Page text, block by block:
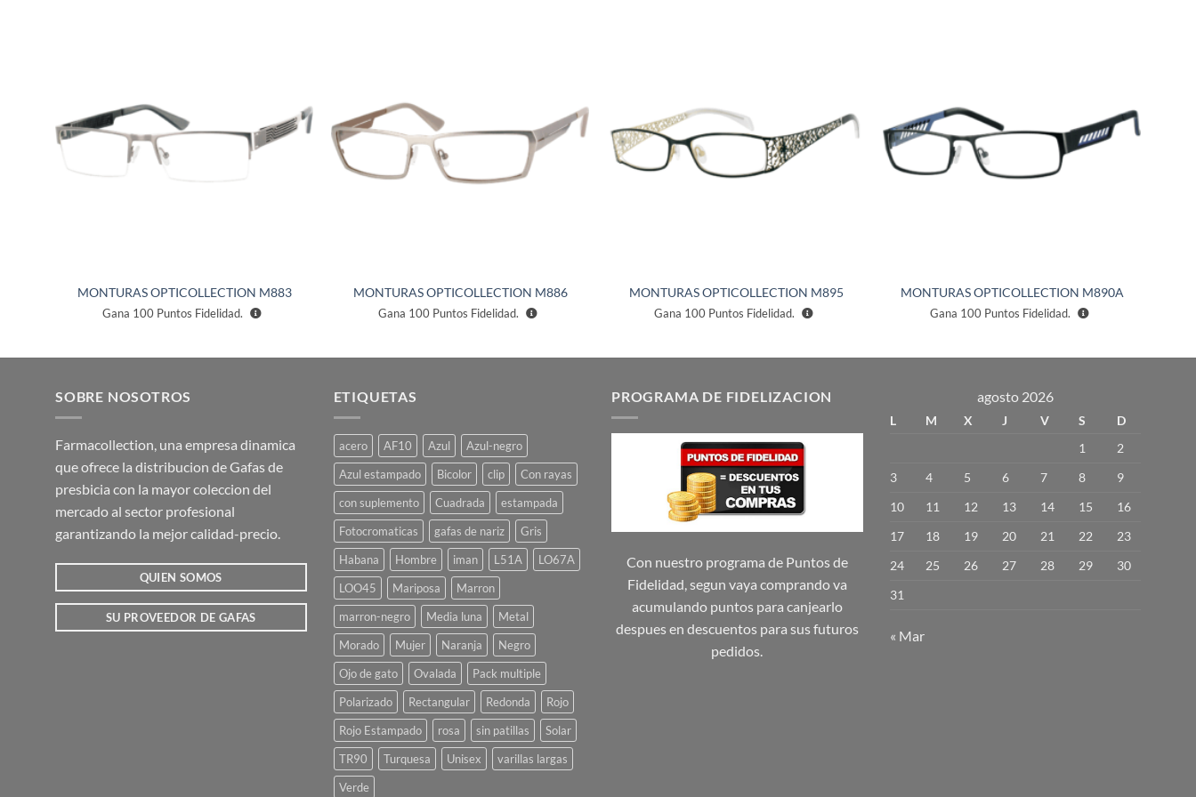
MONTURAS OPTICOLLECTION M883
Gana 100 Puntos Fidelidad.
MONTURAS OPTICOLLECTION M886
Gana 100 Puntos Fidelidad.
MONTURAS OPTICOLLECTION M895
Gana 100 Puntos Fidelidad.
MONTURAS OPTICOLLECTION M890A
Gana 100 Puntos Fidelidad.
SOBRE NOSOTROS
Farmacollection, una empresa dinamica
que ofrece la distribucion de Gafas de
presbicia con la mayor coleccion del
mercado al sector profesional
garantizando la mejor calidad-precio.
QUIEN SOMOS
SU PROVEEDOR DE GAFAS
ETIQUETAS
acero AF10 Azul
Azul-negro
Azul estampado
Bicolor clip
Con rayas
con suplemento
Cuadrada
estampada
Fotocromaticas
gafas de nariz
Gris
Habana
Hombre iman L51A
LO67A
LOO45
Mariposa
Marron
marron-negro
Media luna
Metal
Morado
Mujer Naranja
Negro
Ojo de gato
Ovalada
Pack multiple
Polarizado
Rectangular Redonda
Rojo
Rojo Estampado
rosa sin patillas
Solar
TR90
Turquesa Unisex
varillas largas
Verde
PROGRAMA DE FIDELIZACION
Con nuestro programa de Puntos de
Fidelidad, segun vaya comprando va
acumulando puntos para canjearlo
despues en descuentos para sus futuros
pedidos.
agosto 2026
L M X J V S
D
1
2
3
4 5 6 7 8
9
10
11 12 13 14 15
16
17
18 19 20 21 22
23
24
25 26 27 28 29
30
31
« Mar